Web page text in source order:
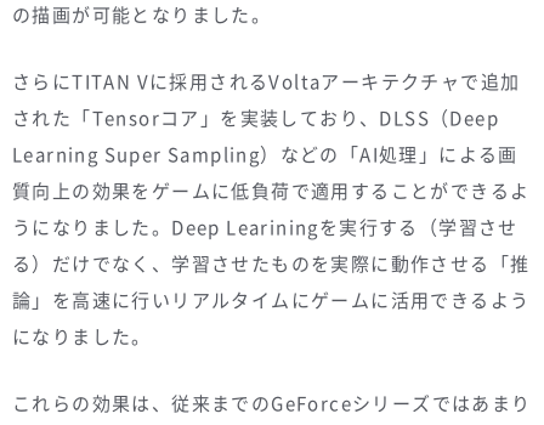
の描画が可能となりました。
さらにTITAN Vに採用されるVoltaアーキテクチャで追加
された「Tensorコア」を実装しており、DLSS（Deep
Learning Super Sampling）などの「AI処理」による画
質向上の効果をゲームに低負荷で適用することができるよ
うになりました。Deep Leariningを実行する（学習させ
る）だけでなく、学習させたものを実際に動作させる「推
論」を高速に行いリアルタイムにゲームに活用できるよう
になりました。
これらの効果は、従来までのGeForceシリーズではあまり